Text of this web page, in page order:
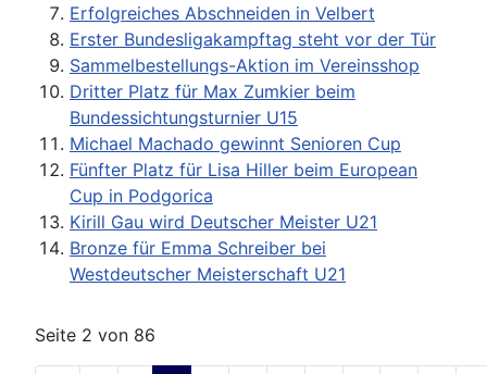
Erfolgreiches Abschneiden in Velbert
Erster Bundesligakampftag steht vor der Tür
Sammelbestellungs-Aktion im Vereinsshop
Dritter Platz für Max Zumkier beim
Bundessichtungsturnier U15
Michael Machado gewinnt Senioren Cup
Fünfter Platz für Lisa Hiller beim European
Cup in Podgorica
Kirill Gau wird Deutscher Meister U21
Bronze für Emma Schreiber bei
Westdeutscher Meisterschaft U21
Seite 2 von 86